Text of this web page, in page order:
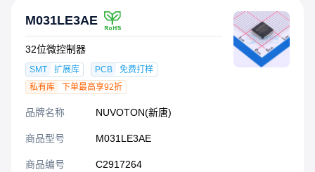
M031LE3AE
32位微控制器
SMT 扩展库 PCB
免费打样
私有库
下单最高享92折
品牌名称 NUVOTON(新唐)
商品型号 M031LE3AE
商品编号 C2917264